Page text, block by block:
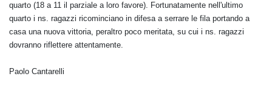
quarto (18 a 11 il parziale a loro favore). Fortunatamente nell'ultimo
quarto i ns. ragazzi ricominciano in difesa a serrare le fila portando a
casa una nuova vittoria, peraltro poco meritata, su cui i ns. ragazzi
dovranno riflettere attentamente.
Paolo Cantarelli